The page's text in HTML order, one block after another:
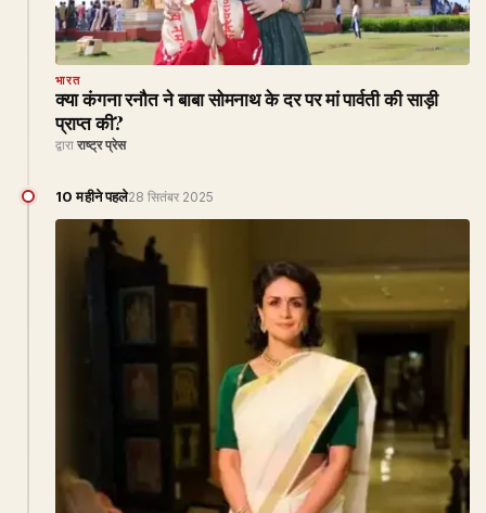
भारत
क्या कंगना रनौत ने बाबा सोमनाथ के दर पर मां पार्वती की साड़ी
प्राप्त की?
द्वारा राष्ट्र प्रेस
10 महीने पहले28 सितंबर 2025